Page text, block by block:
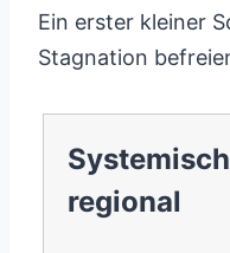
Ein erster kleiner
Stagnation
regional